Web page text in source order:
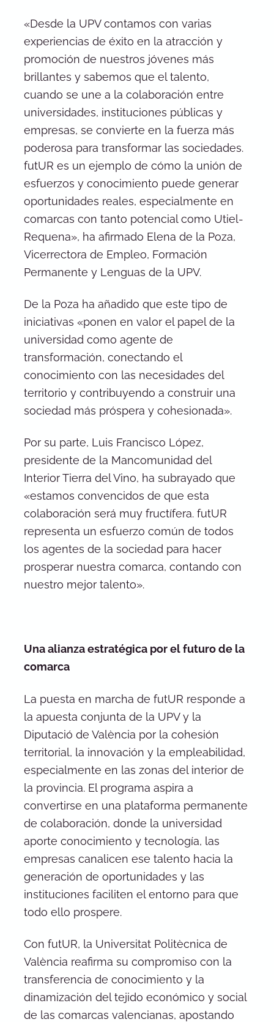
«Desde la UPV contamos con varias
experiencias de éxito en la atracción y
promoción de nuestros jóvenes más
brillantes y sabemos que el talento,
cuando se une a la colaboración entre
universidades, instituciones públicas y
empresas, se convierte en la fuerza más
poderosa para transformar las sociedades.
futUR es un ejemplo de cómo la unión de
esfuerzos y conocimiento puede generar
oportunidades reales, especialmente en
comarcas con tanto potencial como Utiel-
Requena», ha afirmado Elena de la Poza,
Vicerrectora de Empleo, Formación
Permanente y Lenguas de la UPV.
De la Poza ha añadido que este tipo de
iniciativas «ponen en valor el papel de la
universidad como agente de
transformación, conectando el
conocimiento con las necesidades del
territorio y contribuyendo a construir una
sociedad más próspera y cohesionada».
Por su parte, Luis Francisco López,
presidente de la Mancomunidad del
Interior Tierra del Vino, ha subrayado que
«estamos convencidos de que esta
colaboración será muy fructífera. futUR
representa un esfuerzo común de todos
los agentes de la sociedad para hacer
prosperar nuestra comarca, contando con
nuestro mejor talento».
Una alianza estratégica por el futuro de la
comarca
La puesta en marcha de futUR responde a
la apuesta conjunta de la UPV y la
Diputació de València por la cohesión
territorial, la innovación y la empleabilidad,
especialmente en las zonas del interior de
la provincia. El programa aspira a
convertirse en una plataforma permanente
de colaboración, donde la universidad
aporte conocimiento y tecnología, las
empresas canalicen ese talento hacia la
generación de oportunidades y las
instituciones faciliten el entorno para que
todo ello prospere.
Con futUR, la Universitat Politècnica de
València reafirma su compromiso con la
transferencia de conocimiento y la
dinamización del tejido económico y social
de las comarcas valencianas, apostando